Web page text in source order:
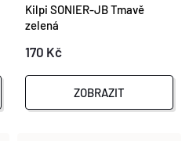
Kilpi SONIER-JB Tmavě
zelená
170 Kč
ZOBRAZIT